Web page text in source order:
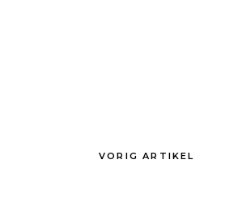
VORIG ARTIKEL